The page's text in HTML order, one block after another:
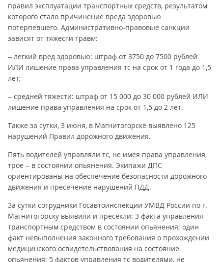
правил эксплуатации транспортных средств, результатом
которого стало причинение вреда здоровью
потерпевшего. Административно-правовые санкции
зависят от тяжести травм:
– легкий вред здоровью: штраф от 3750 до 7500 рублей
ИЛИ лишение права управления тс на срок от 1 года до 1,5
лет;
– средней тяжести: штраф от 15 000 до 30 000 рублей ИЛИ
лишение права управления на срок от 1,5 до 2 лет.
Также за сутки, 3 июня, в Магнитогорске выявлено 125
нарушений Правил дорожного движения.
Пять водителей управляли тс, не имея права управления,
трое – в состоянии опьянения. Экипажи ДПС
ориентированы на обеспечение безопасности дорожного
движения и пресечение нарушений ПДД.
За сутки сотрудники Госавтоинспекции УМВД России по г.
Магнитогорску выявили и пресекли: 3 факта управления
транспортным средством в состоянии опьянения; один
факт невыполнения законного требования о прохождении
медицинского освидетельствования на состояние
опьянения; 5 фактов управления тс водителями, не